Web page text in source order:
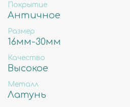
Покрытие
Античное
Размер
16мм-30мм
Качество
Высокое
Металл
Латунь